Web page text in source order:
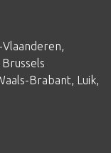
Vlaanderen,
Brussels
Brabant, Luik,